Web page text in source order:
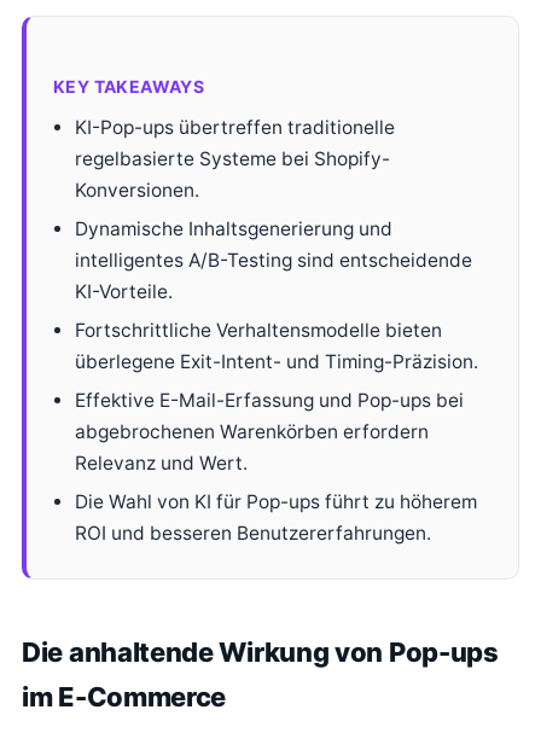
KEY TAKEAWAYS
KI-Pop-ups übertreffen traditionelle
regelbasierte Systeme bei Shopify-
Konversionen.
Dynamische Inhaltsgenerierung und
intelligentes A/B-Testing sind entscheidende
KI-Vorteile.
Fortschrittliche Verhaltensmodelle bieten
überlegene Exit-Intent- und Timing-Präzision.
Effektive E-Mail-Erfassung und Pop-ups bei
abgebrochenen Warenkörben erfordern
Relevanz und Wert.
Die Wahl von KI für Pop-ups führt zu höherem
ROI und besseren Benutzererfahrungen.
Die anhaltende Wirkung von Pop-ups
im E-Commerce